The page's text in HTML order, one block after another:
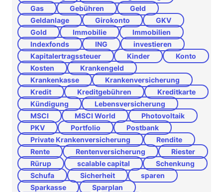
Gas
Gebühren
Geld
Geldanlage
Girokonto
GKV
Gold
Immobilie
Immobilien
Indexfonds
ING
investieren
Kapitalertragssteuer
Kinder
Konto
Kosten
Krankengeld
Krankenkasse
Krankenversicherung
Kredit
Kreditgebühren
Kreditkarte
Kündigung
Lebensversicherung
MSCI
MSCI World
Photovoltaik
PKV
Portfolio
Postbank
Private Krankenversicherung
Rendite
Rente
Rentenversicherung
Riester
Rürup
scalable capital
Schenkung
Schufa
Sicherheit
sparen
Sparkasse
Sparplan